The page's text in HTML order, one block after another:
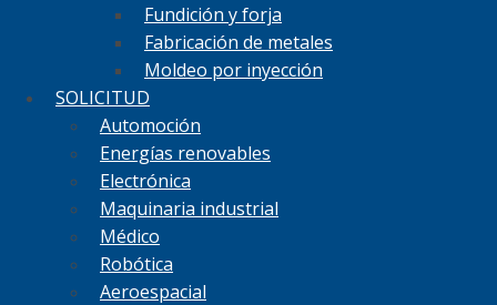
Fundición y forja
Fabricación de metales
Moldeo por inyección
SOLICITUD
Automoción
Energías renovables
Electrónica
Maquinaria industrial
Médico
Robótica
Aeroespacial